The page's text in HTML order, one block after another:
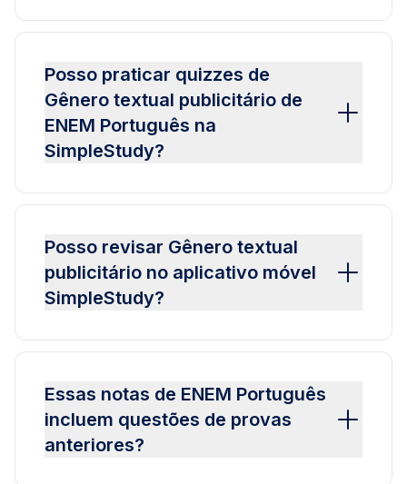
Posso praticar quizzes de
Gênero textual publicitário de
ENEM Português na
SimpleStudy?
Posso revisar Gênero textual
publicitário no aplicativo móvel
SimpleStudy?
Essas notas de ENEM Português
incluem questões de provas
anteriores?